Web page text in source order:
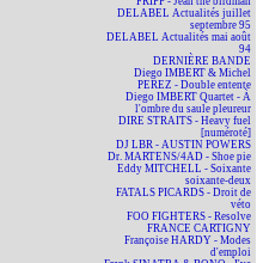
DELABEL Actualités juillet
septembre 95
DELABEL Actualités mai août
94
DERNIÈRE BANDE
Diego IMBERT & Michel
PEREZ - Double entente
Diego IMBERT Quartet - À
l'ombre du saule pleureur
DIRE STRAITS - Heavy fuel
[numéroté]
DJ LBR - AUSTIN POWERS
Dr. MARTENS/4AD - Shoe pie
Eddy MITCHELL - Soixante
soixante-deux
FATALS PICARDS - Droit de
véto
FOO FIGHTERS - Resolve
FRANCE CARTIGNY
Françoise HARDY - Modes
d'emploi